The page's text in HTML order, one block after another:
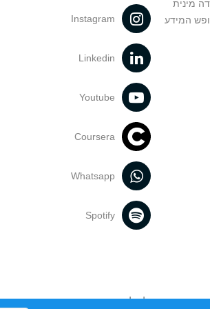
מינית
המידע
Instagram
Linkedin
Youtube
Coursera
Whatsapp
Spotify
בתכנים אלה לדעתך מפר זכויות